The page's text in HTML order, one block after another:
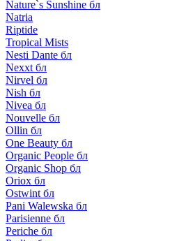
Nature`s Sunshine бл
Natria
Riptide
Tropical Mists
Nesti Dante бл
Nexxt бл
Nirvel бл
Nish бл
Nivea бл
Nouvelle бл
Ollin бл
One Beauty бл
Organic People бл
Organic Shop бл
Oriox бл
Ostwint бл
Pani Walewska бл
Parisienne бл
Periche бл